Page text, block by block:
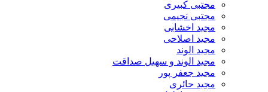
مجتبی کبیری
مجتبی نجیمی
مجید اخشابی
مجید اصلاحی
مجید الوند‎
مجید الوند و سهیل صداقت
مجید جعفر پور
مجید حائری